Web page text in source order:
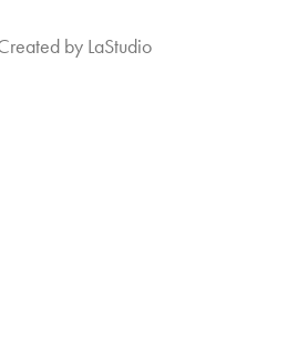
by LaStudio